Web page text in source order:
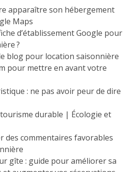
apparaître son hébergement
Maps
d’établissement Google pour
?
blog pour location saisonnière
pour mettre en avant votre
: ne pas avoir peur de dire
durable | Écologie et
des commentaires favorables
gîte : guide pour améliorer sa